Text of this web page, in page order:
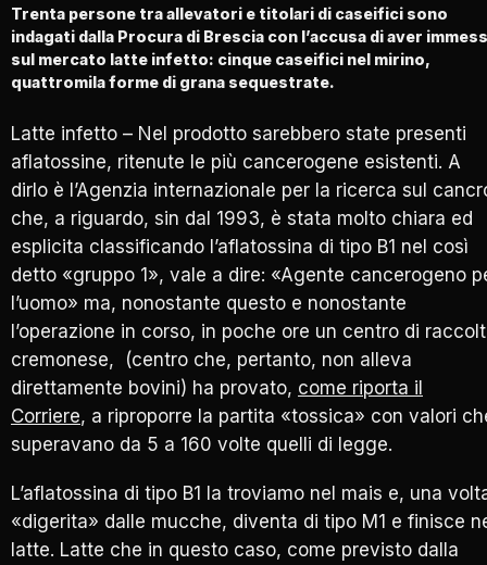
Trenta persone tra allevatori e titolari di caseifici sono
indagati dalla Procura di Brescia con l’accusa di aver
sul mercato latte infetto: cinque caseifici nel mirino,
quattromila forme di grana sequestrate.
Latte infetto – Nel prodotto sarebbero state presenti
aflatossine, ritenute le più cancerogene esistenti. A
dirlo è l’Agenzia internazionale per la ricerca sul
che, a riguardo, sin dal 1993, è stata molto chiara ed
esplicita classificando l’aflatossina di tipo B1 nel così
detto «gruppo 1», vale a dire: «Agente cancerogeno
l’uomo» ma, nonostante questo e nonostante
l’operazione in corso, in poche ore un centro di
cremonese, (centro che, pertanto, non alleva
direttamente bovini) ha provato, come riporta il
Corriere, a riproporre la partita «tossica» con valori
superavano da 5 a 160 volte quelli di legge.
L’aflatossina di tipo B1 la troviamo nel mais e, una
«digerita» dalle mucche, diventa di tipo M1 e finisce
latte. Latte che in questo caso, come previsto dalla